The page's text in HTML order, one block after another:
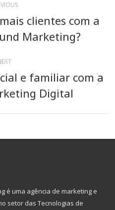
Previous
post:
clientes com a
Marketing?
Next
post:
e familiar com a
Digital
é uma agência de marketing e
setor das Tecnologias de